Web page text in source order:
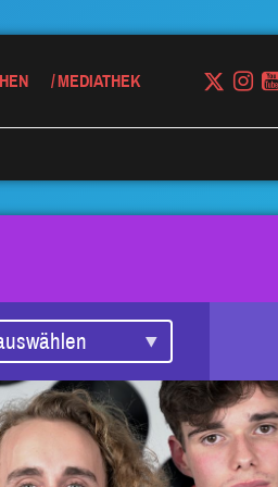
MEDIATHEK